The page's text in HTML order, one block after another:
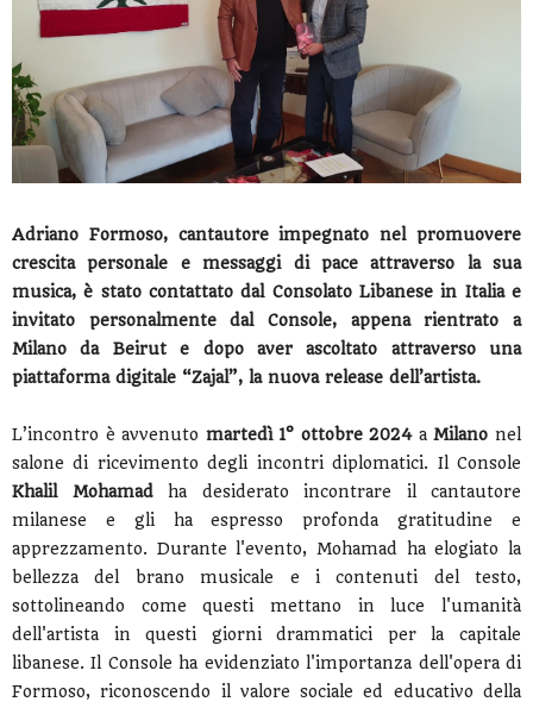
Adriano Formoso, cantautore impegnato nel promuovere
crescita personale e messaggi di pace attraverso la sua
musica, è stato contattato dal Consolato Libanese in Italia e
invitato personalmente dal Console, appena rientrato a
Milano da Beirut e dopo aver ascoltato attraverso una
piattaforma digitale “Zajal”, la nuova release dell’artista.
L’incontro è avvenuto martedì 1° ottobre 2024aMilano nel
salone di ricevimento degli incontri diplomatici. Il Console
Khalil Mohamadha desiderato incontrare il cantautore
milanese e gli ha espresso profonda gratitudine e
apprezzamento. Durante l'evento, Mohamad ha elogiato la
bellezza del brano musicale e i contenuti del testo,
sottolineando come questi mettano in luce l'umanità
dell'artista in questi giorni drammatici per la capitale
libanese. Il Console ha evidenziato l'importanza dell'opera di
Formoso, riconoscendo il valore sociale ed educativo della